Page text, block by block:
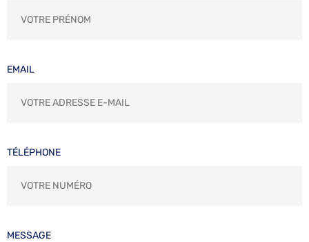
EMAIL
TÉLÉPHONE
MESSAGE